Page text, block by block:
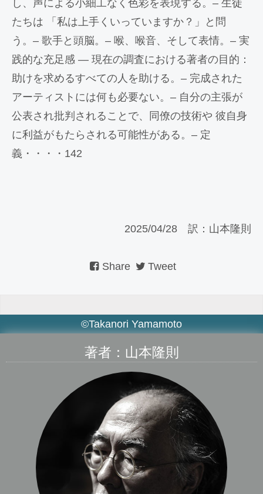
し、声による小細工なく色彩を表現する。– 生徒
たちは 「私は上手くいっていますか？」と問
う。– 歌手と頭脳。– 喉、喉音、そして表情。– 実
践的な充足感 — 現在の調査における著者の目的：
助けを求めるすべての人を助ける。– 完成された
アーティストには何も必要ない。– 自分の主張が
公表され批判されることで、同僚の技術や 彼自身
に利益がもたらされる可能性がある。– 定
義・・・・142
2025/04/28 訳：山本隆則
Share Tweet
©Takanori Yamamoto
著者：山本隆則